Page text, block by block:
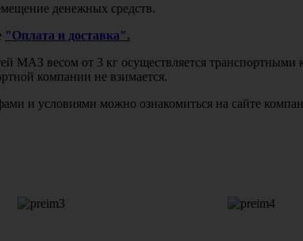
денежных средств.
"Оплата и доставка".
МАЗ весом от 3 кг осуществляется
компании не взимается.
и условиями можно ознакомиться на сайте